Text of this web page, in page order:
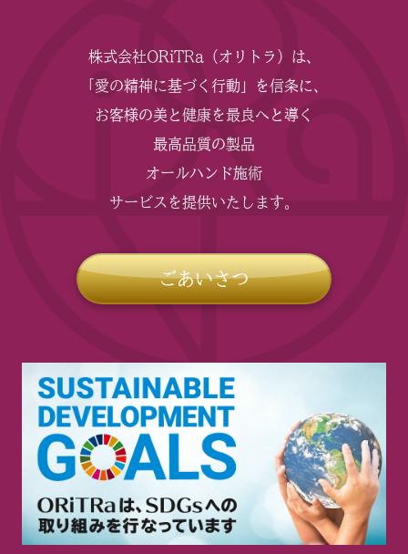
株式会社ORiTRa（オリトラ）は、
「愛の精神に基づく行動」を信条に、
お客様の美と健康を最良へと導く
最高品質の製品
オールハンド施術
サービスを提供いたします。
ごあいさつ